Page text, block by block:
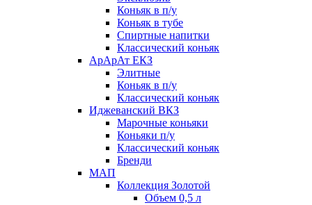
Коньяк в п/у
Коньяк в тубе
Спиртные напитки
Классический коньяк
АрАрАт ЕКЗ
Элитные
Коньяк в п/у
Классический коньяк
Иджеванский ВКЗ
Марочные коньяки
Коньяки п/у
Классический коньяк
Бренди
МАП
Коллекция Золотой
Объем 0,5 л